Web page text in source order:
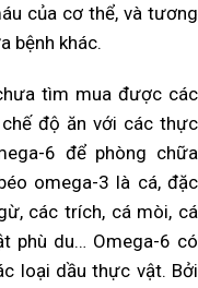
của cơ thể, và tương
bệnh khác.
tìm mua được các
độ ăn với các thực
6 để phòng chữa
omega-3 là cá, đặc
các trích, cá mòi, cá
phù du… Omega-6 có
loại dầu thực vật. Bởi